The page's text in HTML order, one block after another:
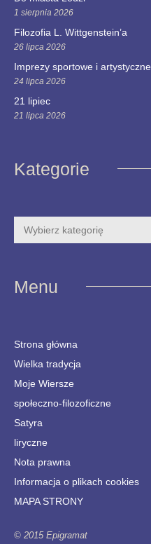
1 sierpnia 2026
Filozofia L. Wittgenstein’a
26 lipca 2026
Imprezy sportowe i artystyczne
24 lipca 2026
21 lipiec
21 lipca 2026
Kategorie
Menu
Strona główna
Wielka tradycja
Moje Wiersze
społeczno-filozoficzne
Satyra
liryczne
Nota prawna
Informacja o plikach cookies
MAPA STRONY
© 2015 Epigramat